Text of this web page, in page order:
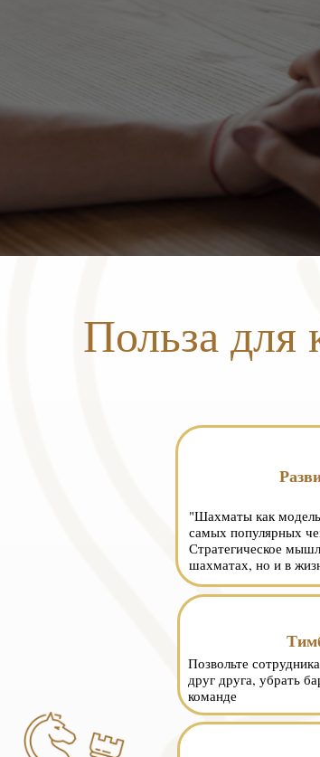
Польза для
"Шахматы как модель
самых популярных
Стратегическое
шахматах, но и в
Позвольте
друг друга, убрать
команде